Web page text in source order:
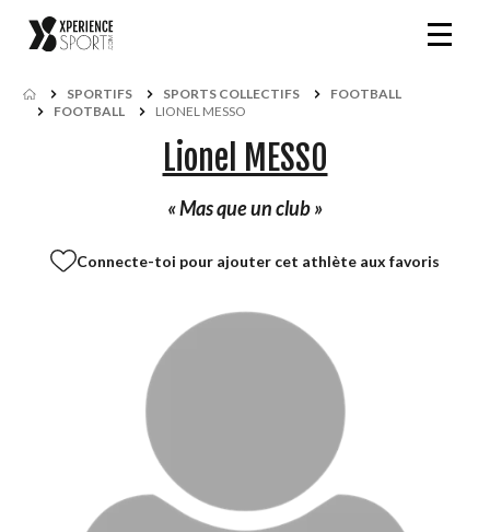
SPORTIFS SPORTS COLLECTIFS
FOOTBALL
FOOTBALL
LIONEL MESSO
Lionel MESSO
« Mas que un club »
Connecte-toi pour ajouter cet athlète aux favoris